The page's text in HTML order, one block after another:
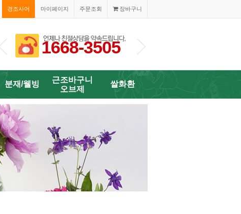
장바구니
주문조회
마이페이지
경조사어
1668-3505
분재/웰빙
근조바구니
오브제
쌀화환